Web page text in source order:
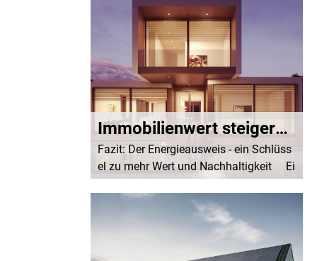
Immobilienwert steigern Teil 6.: Das Fazit
Fazit: Der Energieausweis - ein Schlüss
el zu mehr Wert und Nachhaltigkeit Ei
n Energieausweis bietet weit mehr als n
ur gesetzliche Absicherung. Er ist ein str
ategisches Tool, um den Marktwert Ih...